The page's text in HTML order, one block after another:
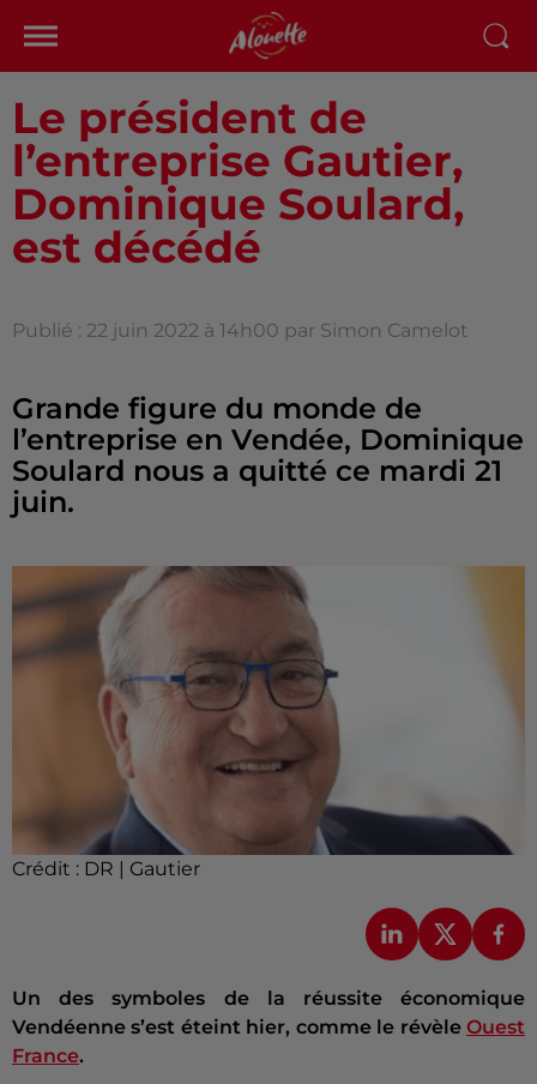
Le président de
l’entreprise Gautier,
Dominique Soulard,
est décédé
Publié : 22 juin 2022 à 14h00 par Simon Camelot
Grande figure du monde de
l’entreprise en Vendée, Dominique
Soulard nous a quitté ce mardi 21
juin.
Crédit : DR | Gautier
Un des symboles de la réussite économique
Vendéenne s’est éteint hier, comme le révèle Ouest
France.